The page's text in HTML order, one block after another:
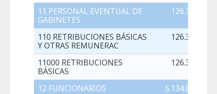
11 PERSONAL EVENTUAL DE
GABINETES
126.301,00
110 RETRIBUCIONES BÁSICAS
Y OTRAS REMUNERAC
126.301,00
11000 RETRIBUCIONES
BÁSICAS
126.301,00
12 FUNCIONARIOS
5.134.820,00